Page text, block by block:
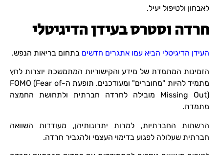
לאבחון ולטיפול יעיל.
חרדה וסטרס בעידן הדיגיטלי
העידן הדיגיטלי הביא עמו אתגרים חדשים בתחום בריאות הנפש.
הזמינות המתמדת של מידע והקישוריות המתמשכת יוצרות לחץ
מתמיד להיות "מחוברים" ומעודכנים. תופעת ה-FOMO (Fear of
Missing Out) מובילה לחרדה חברתית ולתחושת החמצה
מתמדת.
הרשתות החברתיות, למרות יתרונותיהן, מעודדות השוואה
חברתית שעלולה לפגוע בדימוי העצמי ולהגביר חרדה.